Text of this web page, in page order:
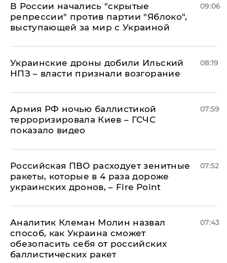
В России начались "скрытые
репрессии" против партии "Яблоко",
выступающей за мир с Украиной
09:06
Украинские дроны добили Ильский
НПЗ – власти признали возгорание
08:19
Армия РФ ночью баллистикой
терроризировала Киев – ГСЧС
показало видео
07:59
Российская ПВО расходует зенитные
ракеты, которые в 4 раза дороже
украинских дронов, – Fire Point
07:52
Аналитик Клеман Молин назвал
способ, как Украина сможет
обезопасить себя от российских
баллистических ракет
07:43